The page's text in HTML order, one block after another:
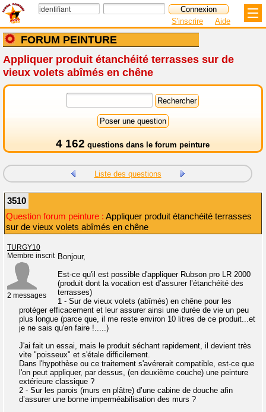
FORUM PEINTURE
S'inscrire Aide
Appliquer produit étanchéité terrasses sur de
vieux volets abîmés en chêne
4 162 questions dans le forum peinture
Liste des questions
3510
Question forum peinture : Appliquer produit étanchéité terrasses
sur de vieux volets abîmés en chêne
TURGY10
Membre inscrit
2 messages
Bonjour,
Est-ce qu'il est possible d'appliquer Rubson pro LR 2000
(produit dont la vocation est d’assurer l’étanchéité des
terrasses)
1 - Sur de vieux volets (abîmés) en chêne pour les
protéger efficacement et leur assurer ainsi une durée de vie un peu
plus longue (parce que, il me reste environ 10 litres de ce produit...et
je ne sais qu'en faire !.....)
J'ai fait un essai, mais le produit séchant rapidement, il devient très
vite "poisseux" et s'étale difficilement.
Dans l'hypothèse ou ce traitement s'avérerait compatible, est-ce que
l'on peut appliquer, par dessus, (en deuxième couche) une peinture
extérieure classique ?
2 - Sur les parois (murs en plâtre) d’une cabine de douche afin
d’assurer une bonne imperméabilisation des murs ?